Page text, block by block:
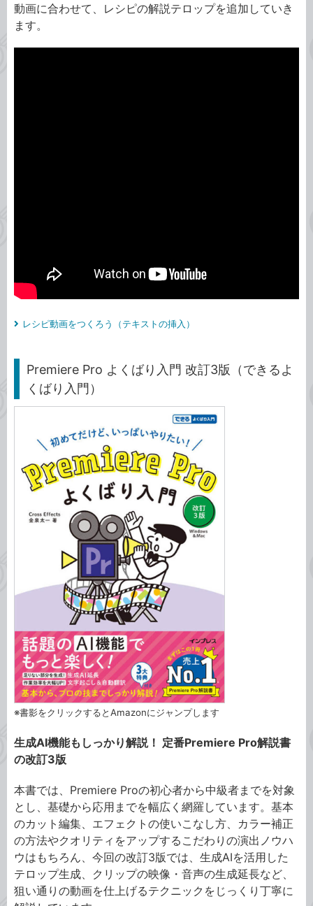
動画に合わせて、レシピの解説テロップを追加していき
ます。
レシピ動画をつくろう（テキストの挿入）
Premiere Pro よくばり入門 改訂3版（できるよ
くばり入門）
※書影をクリックするとAmazonにジャンプします
生成AI機能もしっかり解説！ 定番Premiere Pro解説書
の改訂3版
本書では、Premiere Proの初心者から中級者までを対象
とし、基礎から応用までを幅広く網羅しています。基本
のカット編集、エフェクトの使いこなし方、カラー補正
の方法やクオリティをアップするこだわりの演出ノウハ
ウはもちろん、今回の改訂3版では、生成AIを活用した
テロップ生成、クリップの映像・音声の生成延長など、
狙い通りの動画を仕上げるテクニックをじっくり丁寧に